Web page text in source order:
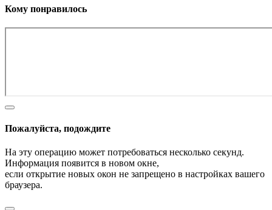
Кому понравилось
Пожалуйста, подождите
На эту операцию может потребоваться несколько секунд.
Информация появится в новом окне,
если открытие новых окон не запрещено в настройках вашего
браузера.